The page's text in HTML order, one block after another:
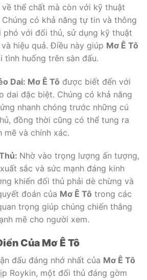
thể chất mà còn với kỹ thuật
có khả năng tự tin và thông
phó với đối thủ, sử dụng kỹ thuật
hiệu quả. Điều này giúp Mơ Ê Tô
huống trên sàn đấu.
Dai: Mơ Ê Tô được biết đến với
dai đặc biệt. Chúng có khả năng
nhanh chóng trước những cú
đồng thời cũng có thể tung ra
mẽ và chính xác.
Nhờ vào trọng lượng ấn tượng,
sắc và sức mạnh đáng kinh
khiến đối thủ phải dè chừng và
đoán của Mơ Ê Tô trong các
trọng giúp chúng chiến thắng
mẽ cho người xem.
Của Mơ Ê Tô
đấu đáng nhớ nhất của Mơ Ê Tô
Roykin, một đối thủ đáng gờm